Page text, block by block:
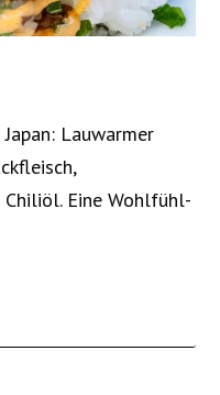
Lauwarmer
Eine Wohlfühl-